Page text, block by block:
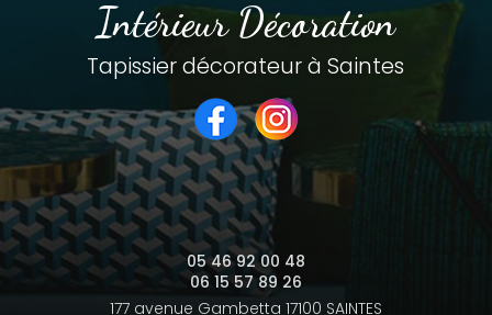
Intérieur Décoration
Tapissier décorateur à Saintes
05 46 92 00 48
06 15 57 89 26
177 avenue Gambetta 17100 SAINTES